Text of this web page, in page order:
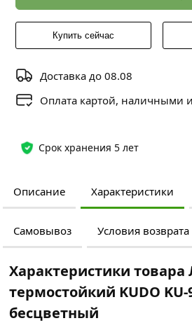
Срок хранения 5 лет
Купить сейчас
Доставка до 08.08
Оплата картой, наличными
Описание Характеристики
Самовывоз Условия возврата
Характеристики товара
термостойкий KUDO KU-
бесцветный